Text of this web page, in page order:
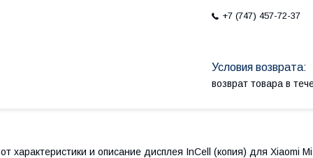
+7 (747) 457-72-37
возврат товара в
характеристики и описание дисплея InCell (копия) для Xiaomi